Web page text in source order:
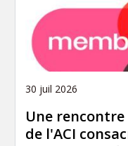
30 juil 2026
Une
de l'ACI